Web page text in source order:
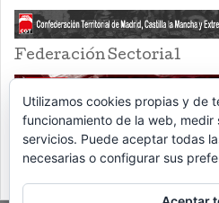
Federación Sectorial
Utilizamos cookies propias y de
funcionamiento de la web, medir
servicios. Puede aceptar todas
necesarias o configurar sus